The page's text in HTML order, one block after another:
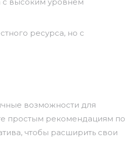
ресурса, но с
возможности для
простым рекомендациям по
чтобы расширить свои